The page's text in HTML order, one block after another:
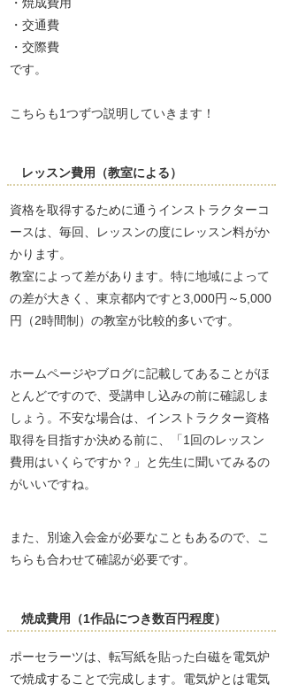
・交通費
・交際費
です。
こちらも1つずつ説明していきます！
レッスン費用（教室による）
資格を取得するために通うインストラクターコ
ースは、毎回、レッスンの度にレッスン料がか
かります。
教室によって差があります。特に地域によって
の差が大きく、東京都内ですと3,000円～5,000
円（2時間制）の教室が比較的多いです。
ホームページやブログに記載してあることがほ
とんどですので、受講申し込みの前に確認しま
しょう。不安な場合は、インストラクター資格
取得を目指すか決める前に、「1回のレッスン
費用はいくらですか？」と先生に聞いてみるの
がいいですね。
また、別途入会金が必要なこともあるので、こ
ちらも合わせて確認が必要です。
焼成費用（1作品につき数百円程度）
ポーセラーツは、転写紙を貼った白磁を電気炉
で焼成することで完成します。電気炉とは電気